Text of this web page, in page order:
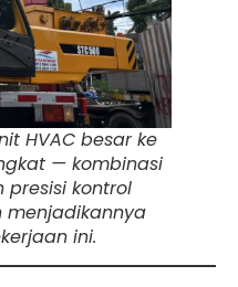
HVAC besar ke
— kombinasi
kontrol
menjadikannya
ini.